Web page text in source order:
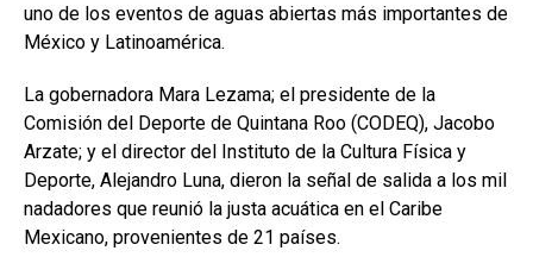
uno de los eventos de aguas abiertas más importantes de
México y Latinoamérica.
La gobernadora Mara Lezama; el presidente de la
Comisión del Deporte de Quintana Roo (CODEQ), Jacobo
Arzate; y el director del Instituto de la Cultura Física y
Deporte, Alejandro Luna, dieron la señal de salida a los mil
nadadores que reunió la justa acuática en el Caribe
Mexicano, provenientes de 21 países.